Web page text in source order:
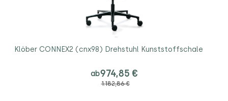
Klöber CONNEX2 (cnx98) Drehstuhl Kunststoffschale
ab974,85 €
1.182,86 €